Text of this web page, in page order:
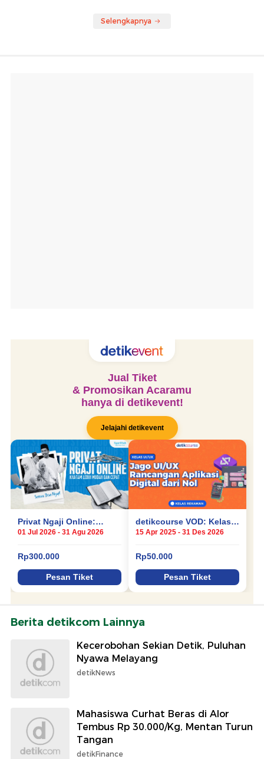
Selengkapnya
Berita detikcom Lainnya
Kecerobohan Sekian Detik, Puluhan
Nyawa Melayang
detikNews
Mahasiswa Curhat Beras di Alor
Tembus Rp 30.000/Kg, Mentan Turun
Tangan
detikFinance